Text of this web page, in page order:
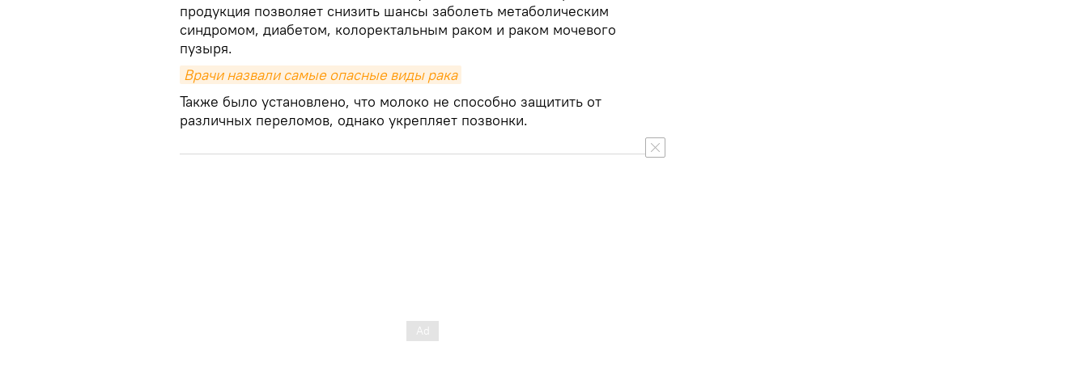
продукция позволяет снизить шансы заболеть метаболическим
синдромом, диабетом, колоректальным раком и раком мочевого
пузыря.
Врачи назвали самые опасные виды рака
Также было установлено, что молоко не способно защитить от
различных переломов, однако укрепляет позвонки.